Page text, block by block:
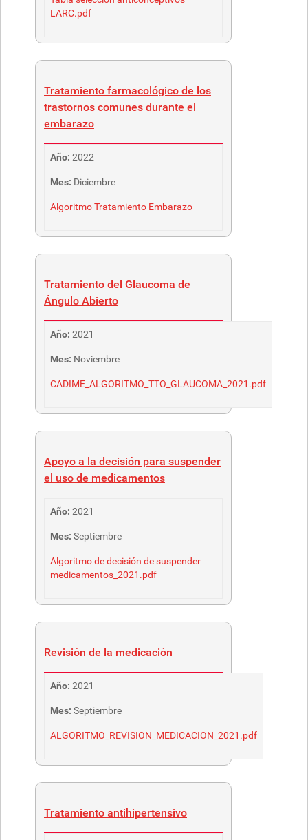
LARC.pdf
Tratamiento farmacológico de los
trastornos comunes durante el
embarazo
Año: 2022
Mes: Diciembre
Algoritmo Tratamiento Embarazo
Tratamiento del Glaucoma de
Ángulo Abierto
Año: 2021
Mes: Noviembre
CADIME_ALGORITMO_TTO_GLAUCOMA_2021.pdf
Apoyo a la decisión para suspender
el uso de medicamentos
Año: 2021
Mes: Septiembre
Algoritmo de decisión de suspender
medicamentos_2021.pdf
Revisión de la medicación
Año: 2021
Mes: Septiembre
ALGORITMO_REVISION_MEDICACION_2021.pdf
Tratamiento antihipertensivo